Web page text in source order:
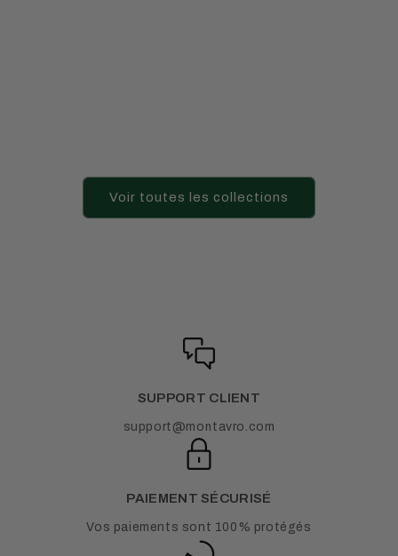
Voir toutes les collections
SUPPORT CLIENT
support@montavro.com
PAIEMENT SÉCURISÉ
Vos paiements sont 100% protégés